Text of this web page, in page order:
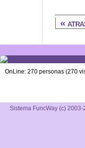
«
OnLine: 270 personas (270
Sistema FuncWay (c) 2003-